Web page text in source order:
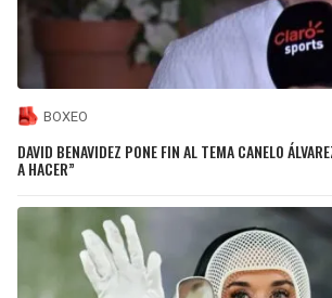
BOXEO
DAVID BENAVIDEZ PONE FIN AL TEMA CANELO
A HACER”